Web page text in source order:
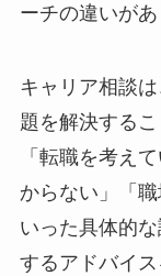
ーチの違いがあ
キャリア相談
題を解決する
「転職を考え
からない」「
いった具体的
するアドバイ